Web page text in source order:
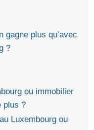
gagne plus qu’avec
?
ou immobilier
plus ?
Luxembourg ou